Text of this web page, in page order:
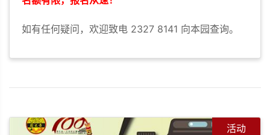
如有任何疑问，欢迎致电 2327 8141 向本园查询。
活动